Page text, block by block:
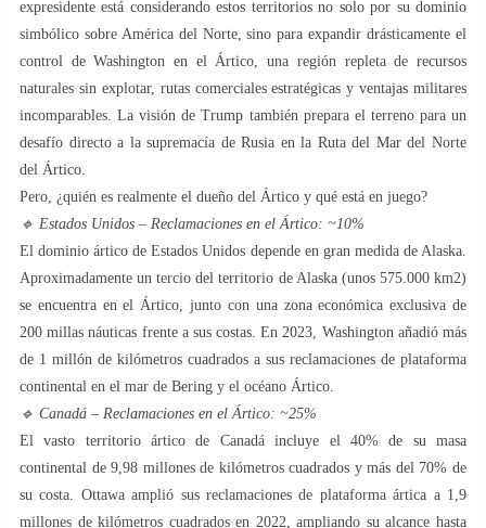
expresidente está considerando estos territorios no solo por su dominio
simbólico sobre América del Norte, sino para expandir drásticamente el
control de Washington en el Ártico, una región repleta de recursos
naturales sin explotar, rutas comerciales estratégicas y ventajas militares
incomparables. La visión de Trump también prepara el terreno para un
desafío directo a la supremacía de Rusia en la Ruta del Mar del Norte
del Ártico.
Pero, ¿quién es realmente el dueño del Ártico y qué está en juego?
🔹 Estados Unidos – Reclamaciones en el Ártico: ~10%
El dominio ártico de Estados Unidos depende en gran medida de Alaska.
Aproximadamente un tercio del territorio de Alaska (unos 575.000 km2)
se encuentra en el Ártico, junto con una zona económica exclusiva de
200 millas náuticas frente a sus costas. En 2023, Washington añadió más
de 1 millón de kilómetros cuadrados a sus reclamaciones de plataforma
continental en el mar de Bering y el océano Ártico.
🔹 Canadá – Reclamaciones en el Ártico: ~25%
El vasto territorio ártico de Canadá incluye el 40% de su masa
continental de 9,98 millones de kilómetros cuadrados y más del 70% de
su costa. Ottawa amplió sus reclamaciones de plataforma ártica a 1,9
millones de kilómetros cuadrados en 2022, ampliando su alcance hasta